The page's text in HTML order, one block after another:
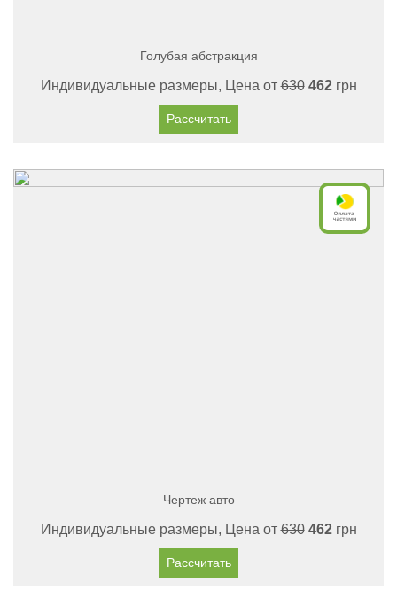
Голубая абстракция
Индивидуальные размеры, Цена от630 462грн
Рассчитать
Чертеж авто
Индивидуальные размеры, Цена от630 462грн
Рассчитать